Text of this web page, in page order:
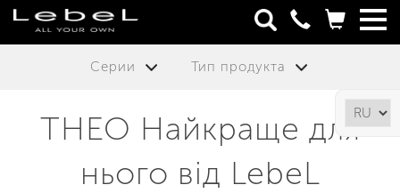
Серии Тип продукта
THEO Найкраще для
нього від LebeL